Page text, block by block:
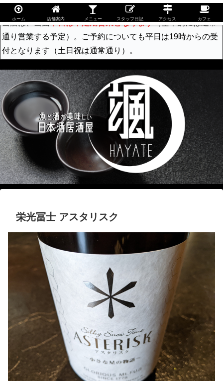
当店は、当面平日は不定期営業となります（基本的には通常
通り営業する予定）。ご予約についても平日は19時からの受
付となります（土日祝は通常通り）。
栄光冨士 アスタリスク
ホーム 店舗案内 メニュー スタッフ日記 アクセス カフェ